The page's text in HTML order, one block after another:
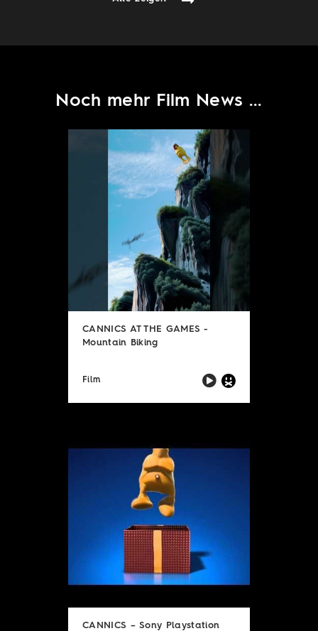
Noch mehr Film News ...
CANNICS AT THE GAMES -
Mountain Biking
Film
CANNICS – Sony Playstation